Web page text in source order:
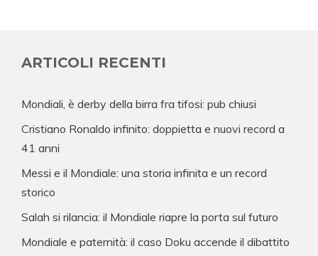
ARTICOLI RECENTI
Mondiali, è derby della birra fra tifosi: pub chiusi
Cristiano Ronaldo infinito: doppietta e nuovi record a
41 anni
Messi e il Mondiale: una storia infinita e un record
storico
Salah si rilancia: il Mondiale riapre la porta sul futuro
Mondiale e paternità: il caso Doku accende il dibattito